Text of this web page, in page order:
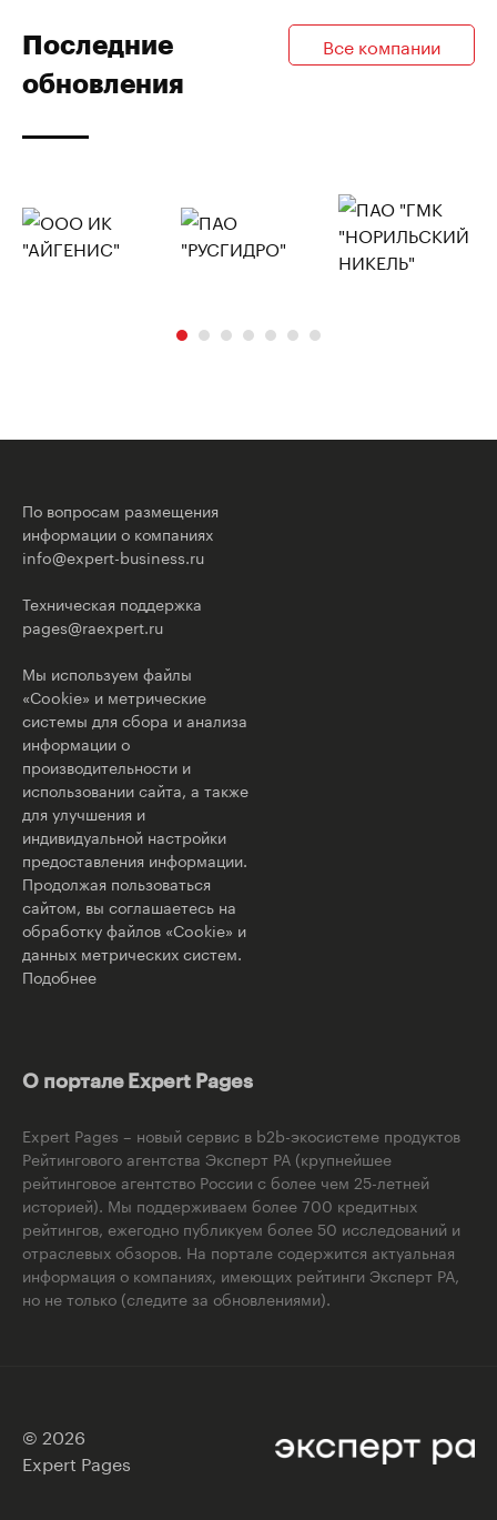
Последние
обновления
Все компании
По вопросам размещения
информации о компаниях
info@expert-business.ru
Техническая поддержка
pages@raexpert.ru
Мы используем файлы
«Cookie» и метрические
системы для сбора и анализа
информации о
производительности и
использовании сайта, а также
для улучшения и
индивидуальной настройки
предоставления информации.
Продолжая пользоваться
сайтом, вы соглашаетесь на
обработку файлов «Cookie» и
данных метрических систем.
Подобнее
О портале Expert Pages
Expert Pages – новый сервис в b2b-экосистеме продуктов
Рейтингового агентства Эксперт РА (крупнейшее
рейтинговое агентство России с более чем 25-летней
историей). Мы поддерживаем более 700 кредитных
рейтингов, ежегодно публикуем более 50 исследований и
отраслевых обзоров. На портале содержится актуальная
информация о компаниях, имеющих рейтинги Эксперт РА,
но не только (следите за обновлениями).
© 2026
Expert Pages